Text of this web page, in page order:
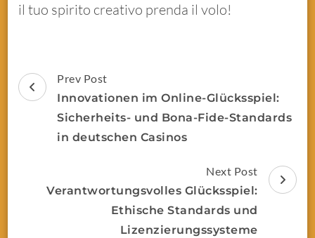
il tuo spirito creativo prenda il volo!
Prev Post
Innovationen im Online-Glücksspiel:
Sicherheits- und Bona-Fide-Standards
in deutschen Casinos
Next Post
Verantwortungsvolles Glücksspiel:
Ethische Standards und
Lizenzierungssysteme